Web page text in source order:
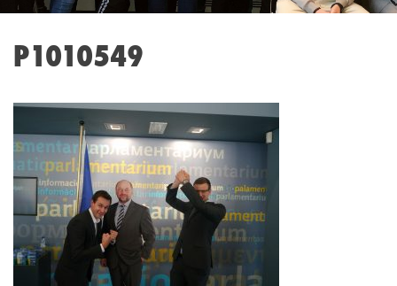
P1010549